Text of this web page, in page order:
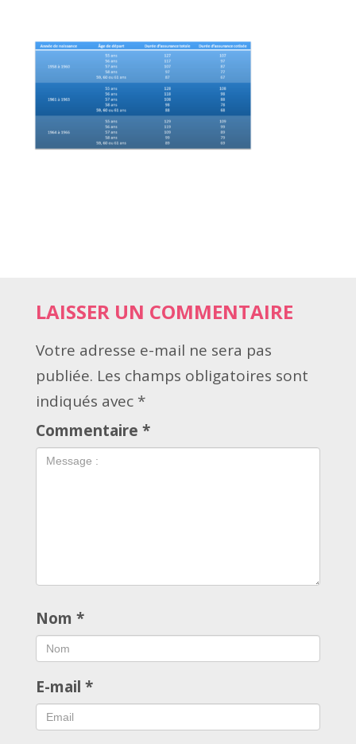
LAISSER UN COMMENTAIRE
Votre adresse e-mail ne sera pas
publiée. Les champs obligatoires sont
indiqués avec *
Commentaire *
Nom *
E-mail *